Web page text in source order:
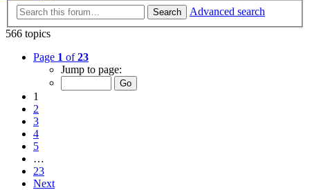
Search
Advanced search
566 topics
Page 1 of23
Jump to page:
1
2
3
4
5
…
23
Next